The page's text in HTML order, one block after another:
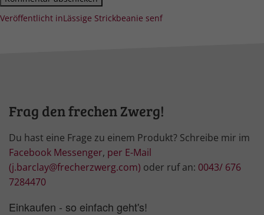
Beitragsnavigation
Veröffentlicht inLässige Strickbeanie senf
Frag den frechen Zwerg!
Du hast eine Frage zu einem Produkt? Schreibe mir im
Facebook Messenger, per E-Mail
(j.barclay@frecherzwerg.com) oder ruf an: 0043/ 676
7284470
Einkaufen - so einfach geht's!